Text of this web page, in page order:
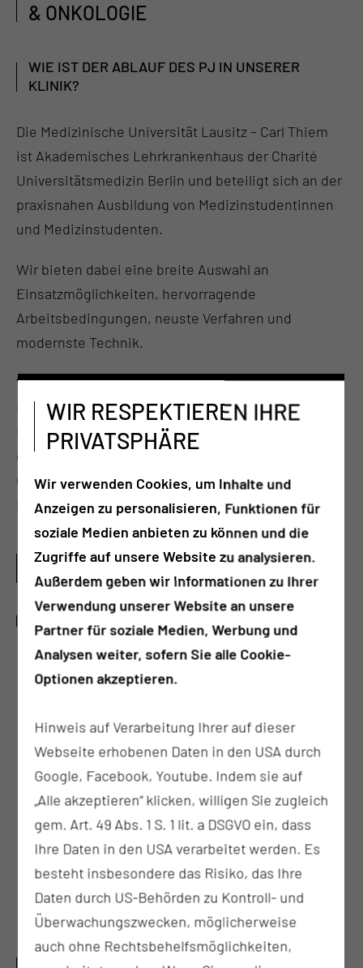
& ONKOLOGIE
WIE IST DER ABLAUF DES PJ IN UNSERER
KLINIK?
Die Medizinische Universität Lausitz – Carl Thiem
ist Akademisches Lehrkrankenhaus der Charité
Universitätsmedizin Berlin und beteiligt sich an der
praxisnahen Ausbildung von Medizinstudentinnen
und Medizinstudenten.
Wir bieten dabei eine breite Auswahl an
Einsatzmöglichkeiten, hervorragende
Arbeitsbedingungen, neuste Verfahren und
modernste Technik.
Während des Praktischen Jahres werden die
Medizinstudierenden vollständig in die Abläufe der
Kliniken integriert und begleiten die Patienten über
den gesamten Klinikaufenthalt von der Aufnahme
über die Diagnostik und Therapie bis zur
Entlassung.
WELCHES LEISTUNGSANGEBOT BESTEHT FÜR
STUDENTEN?
Monatliche Aufwandsentschädigung
Kostenfreie Unterkunft und Verpflegung
Curricula
Umfangreiches Angebot an Fort- und
Weiterbildung speziell für PJ´ler
Interaktives chirurgisches PJ-Seminar
Zusätzlich Teilnahme an klinikinternen
Fortbildungen und interdisziplinären
(Tumor-)Konferenzen
Zentrale Information zum
Veranstaltungsangebot per Email-Verteiler
ZUSÄTZLICHE ANGEBOTE FÜR MEDIZINSTUDENTEN:
WIR RESPEKTIEREN IHRE
PRIVATSPHÄRE
Wir verwenden Cookies, um Inhalte und
Anzeigen zu personalisieren, Funktionen für
soziale Medien anbieten zu können und die
Zugriffe auf unsere Website zu analysieren.
Außerdem geben wir Informationen zu Ihrer
Verwendung unserer Website an unsere
Partner für soziale Medien, Werbung und
Analysen weiter, sofern Sie alle Cookie-
Optionen akzeptieren.
Hinweis auf Verarbeitung Ihrer auf dieser
Webseite erhobenen Daten in den USA durch
Google, Facebook, Youtube. Indem sie auf
„Alle akzeptieren“ klicken, willigen Sie zugleich
gem. Art. 49 Abs. 1 S. 1 lit. a DSGVO ein, dass
Ihre Daten in den USA verarbeitet werden. Es
besteht insbesondere das Risiko, das Ihre
Daten durch US-Behörden zu Kontroll- und
Überwachungszwecken, möglicherweise
auch ohne Rechtsbehelfsmöglichkeiten,